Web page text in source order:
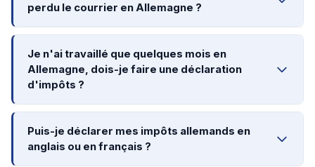
perdu le courrier en Allemagne ?
Je n'ai travaillé que quelques mois en
Allemagne, dois-je faire une déclaration
d'impôts ?
Puis-je déclarer mes impôts allemands en
anglais ou en français ?